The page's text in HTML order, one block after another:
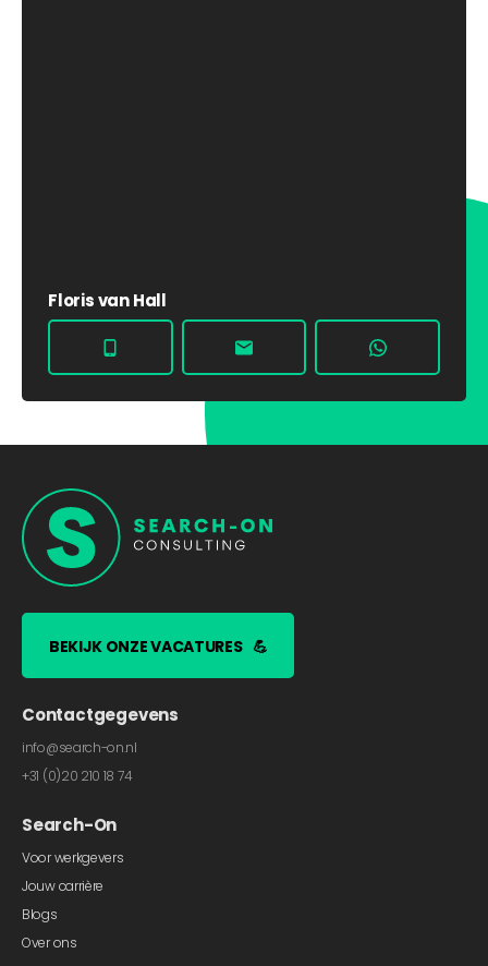
Floris van Hall
BEKIJK ONZE VACATURES 💪
Contactgegevens
info@search-on.nl
+31 (0)20 210 18 74
Search-On
Voor werkgevers
Jouw carrière
Blogs
Over ons